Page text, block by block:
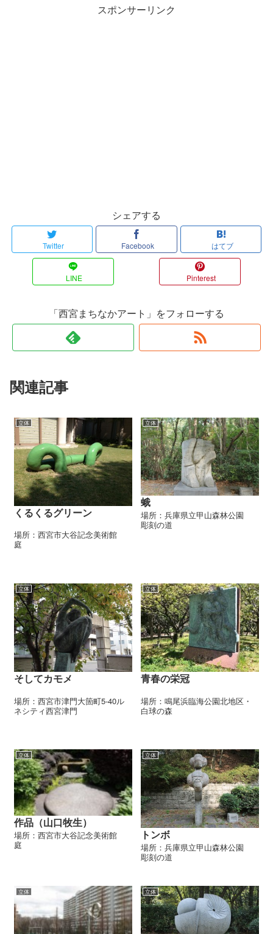
スポンサーリンク
シェアする
Twitter Facebook はてブ
LINE Pinterest
「西宮まちなかアート」をフォローする
関連記事
立体
くるくるグリーン
場所：西宮市大谷記念美術館
庭
立体
蛾
場所：兵庫県立甲山森林公園
彫刻の道
立体
そしてカモメ
場所：西宮市津門大箇町5-40ル
ネシティ西宮津門
立体
青春の栄冠
場所：鳴尾浜臨海公園北地区・
白球の森
立体
作品（山口牧生）
場所：西宮市大谷記念美術館
庭
立体
トンボ
場所：兵庫県立甲山森林公園
彫刻の道
立体 立体